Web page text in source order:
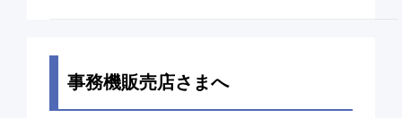
事務機販売店さまへ